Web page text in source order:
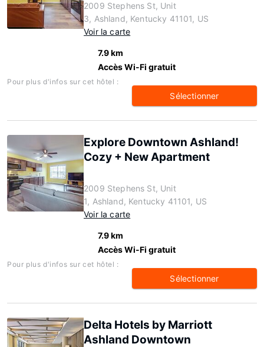
2009 Stephens St, Unit
3, Ashland, Kentucky 41101, US
Voir la carte
7.9 km
Accès Wi-Fi gratuit
Pour plus d'infos sur cet hôtel :
Sélectionner
Explore Downtown Ashland!
Cozy + New Apartment
2009 Stephens St, Unit
1, Ashland, Kentucky 41101, US
Voir la carte
7.9 km
Accès Wi-Fi gratuit
Pour plus d'infos sur cet hôtel :
Sélectionner
Delta Hotels by Marriott
Ashland Downtown